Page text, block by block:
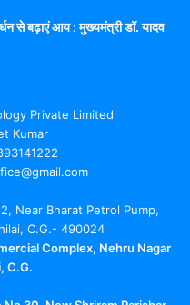
से बढ़ाएं आय : मुख्यमंत्री डॉ. यादव
Private Limited
Kumar
Near Bharat Petrol Pump,
C.G.- 490024
Complex, Nehru Nagar
C.G.